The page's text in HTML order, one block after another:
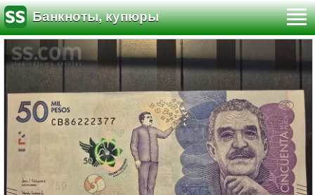
Банкноты, купюры